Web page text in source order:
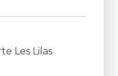
Les Lilas